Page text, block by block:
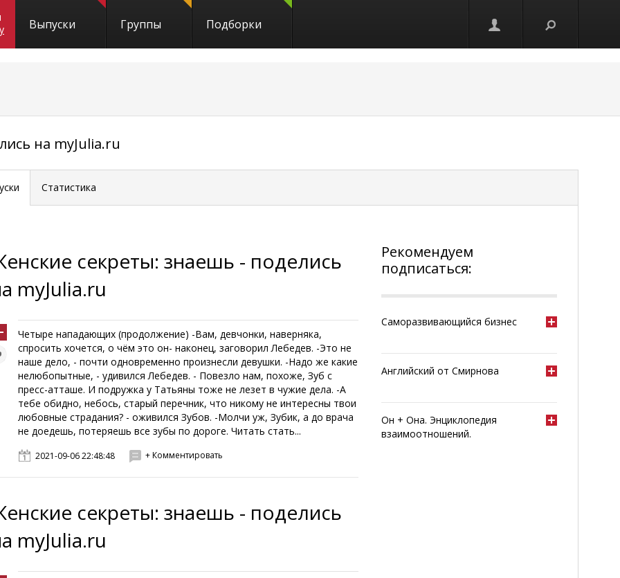
Выпуски Группы Подборки
на myJulia.ru
Статистика
секреты: знаешь - поделись
myJulia.ru
Четыре нападающих (продолжение) -Вам, девчонки, наверняка,
спросить хочется, о чём это он- наконец, заговорил Лебедев. -Это не
наше дело, - почти одновременно произнесли девушки. -Надо же какие
нелюбопытные, - удивился Лебедев. - Повезло нам, похоже, Зуб с
пресс-атташе. И подружка у Татьяны тоже не лезет в чужие дела. -А
тебе обидно, небось, старый перечник, что никому не интересны твои
любовные страдания? - оживился Зубов. -Молчи уж, Зубик, а до врача
не доедешь, потеряешь все зубы по дороге. Читать стать...
2021-09-06 22:48:48 + Комментировать
секреты: знаешь - поделись
myJulia.ru
Рекомендуем
подписаться:
Саморазвивающийся бизнес
Английский от Смирнова
Он + Она. Энциклопедия
взаимоотношений.